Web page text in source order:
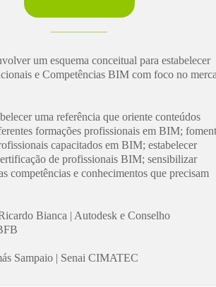
um esquema conceitual para estabelecer
e Competências BIM com foco no
uma referência que oriente conteúdos
formações profissionais em BIM;
capacitados em BIM; estabelecer
de profissionais BIM; sensibilizar
competências e conhecimentos que precisam
Bianca | Autodesk e Conselho
Sampaio | Senai CIMATEC